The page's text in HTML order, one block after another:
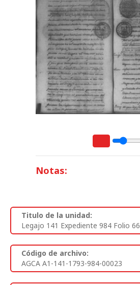
Notas:
Titulo de la unidad:
Legajo 141 Expediente 984 Folio 66
Código de archivo:
AGCA A1-141-1793-984-00023